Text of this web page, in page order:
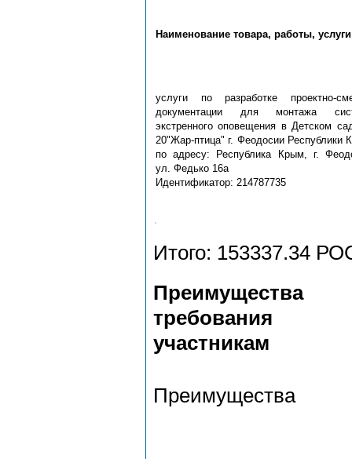
Наименование товара, работы, услуги
услуги по разработке проектно-
документации для монтажа
экстренного оповещения в Детском
20"Жар-птица" г. Феодосии Республики
по адресу: Республика Крым, г.
ул. Федько 16а
Идентификатор: 214787735
Итого: 153337.34
требования
участникам
Преимущества